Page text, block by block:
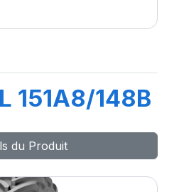
151A8/148B
du Produit